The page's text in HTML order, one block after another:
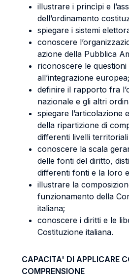
illustrare i princìpi e
dell’ordinamento
spiegare i sistemi
conoscere
azione della Pubblica
riconoscere le questioni
all’integrazione europea;
definire il rapporto fra
nazionale e gli altri
spiegare l’articolazione
della ripartizione di
differenti livelli
conoscere la scala
delle fonti del diritto,
differenti fonti e la loro
illustrare la
funzionamento della
italiana;
conoscere i diritti e le
Costituzione italiana.
CAPACITA' DI APPLICARE
COMPRENSIONE